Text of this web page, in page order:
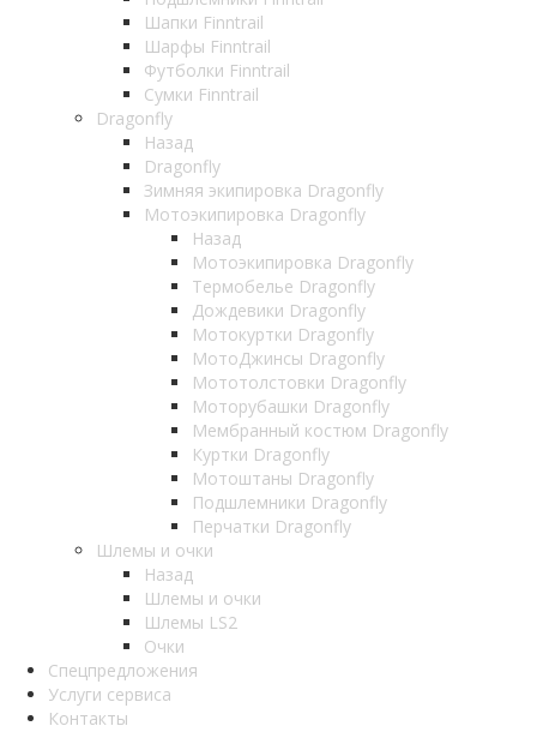
Шапки Finntrail
Шарфы Finntrail
Футболки Finntrail
Сумки Finntrail
Dragonfly
Назад
Dragonfly
Зимняя экипировка Dragonfly
Мотоэкипировка Dragonfly
Назад
Мотоэкипировка Dragonfly
Термобелье Dragonfly
Дождевики Dragonfly
Мотокуртки Dragonfly
МотоДжинсы Dragonfly
Мототолстовки Dragonfly
Моторубашки Dragonfly
Мембранный костюм Dragonfly
Куртки Dragonfly
Мотоштаны Dragonfly
Подшлемники Dragonfly
Перчатки Dragonfly
Шлемы и очки
Назад
Шлемы и очки
Шлемы LS2
Очки
Спецпредложения
Услуги сервиса
Контакты